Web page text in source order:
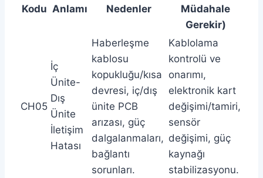
Kodu Anlamı
Nedenler
Müdahale
Gerekir)
CH05
İç
Ünite-
Dış
Ünite
İletişim
Hatası
Haberleşme
kablosu
kopukluğu/kısa
devresi, iç/dış
ünite PCB
arızası, güç
dalgalanmaları,
bağlantı
sorunları.
Kablolama
kontrolü ve
onarımı,
elektronik kart
değişimi/tamiri,
sensör
değişimi, güç
kaynağı
stabilizasyonu.